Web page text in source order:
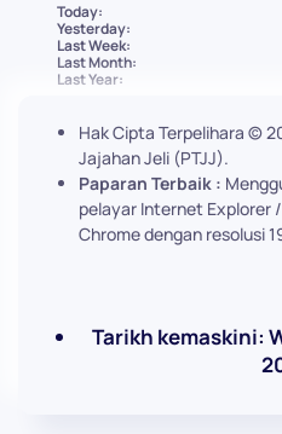
Today:
Yesterday:
Last Week:
Last Month:
Last Year:
Hak Cipta Terpelihara ©
Jajahan Jeli (PTJJ).
Paparan Terbaik :
pelayar Internet Explorer
Chrome dengan resolusi
Tarikh kemaskini: